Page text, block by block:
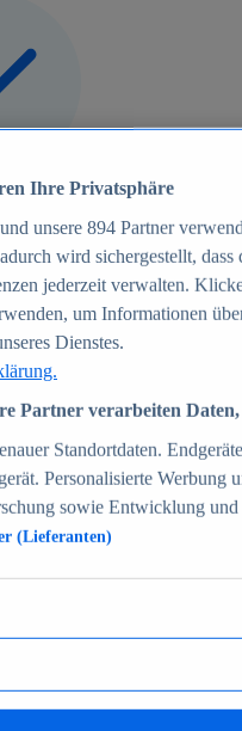
als 39.000 Online-Shops
70+
Ihre Privatsphäre
unsere 894 Partner
wird sichergestellt,
jederzeit verwalten.
um Informationen
Dienstes.
Partner verarbeiten
Standortdaten.
Personalisierte Werbung
sowie Entwicklung
(Lieferanten)